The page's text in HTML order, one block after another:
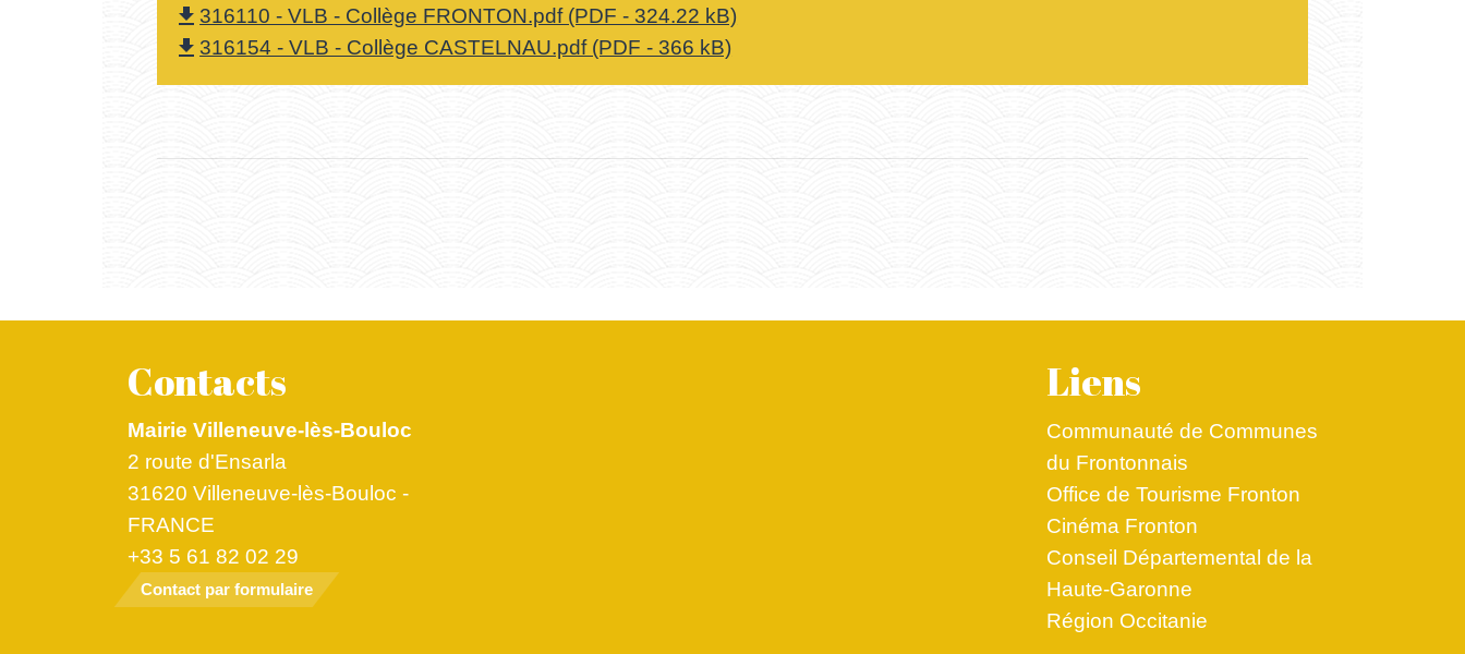
file_download 316110 - VLB - Collège FRONTON.pdf (PDF - 324.22 kB)
file_download 316154 - VLB - Collège CASTELNAU.pdf (PDF - 366 kB)
Contacts
Mairie Villeneuve-lès-Bouloc
2 route d'Ensarla
31620 Villeneuve-lès-Bouloc -
FRANCE
+33 5 61 82 02 29
Contact par formulaire
Liens
Communauté de Communes
du Frontonnais
Office de Tourisme Fronton
Cinéma Fronton
Conseil Départemental de la
Haute-Garonne
Région Occitanie